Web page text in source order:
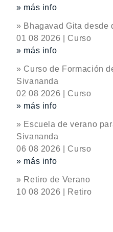
» más info
» Bhagavad Gita desde
01 08 2026 | Curso
» más info
» Curso de Formación
Sivananda
02 08 2026 | Curso
» más info
» Escuela de verano
Sivananda
06 08 2026 | Curso
» más info
» Retiro de Verano
10 08 2026 | Retiro